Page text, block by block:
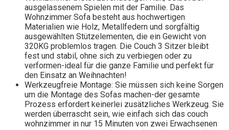
ausgelassenem Spielen mit der Familie. Das
Wohnzimmer Sofa besteht aus hochwertigen
Materialien wie Holz, Metallfedern und sorgfältig
ausgewählten Stützelementen, die ein Gewicht von
320KG problemlos tragen. Die Couch 3 Sitzer bleibt
fest und stabil, ohne sich zu verbiegen oder zu
verformen-ideal für die ganze Familie und perfekt für
den Einsatz an Weihnachten!
Werkzeugfreie Montage: Sie müssen sich keine Sorgen
um die Montage des Sofas machen-der gesamte
Prozess erfordert keinerlei zusätzliches Werkzeug. Sie
werden überrascht sein, wie einfach sich das couch
wohnzimmer in nur 15 Minuten von zwei Erwachsenen